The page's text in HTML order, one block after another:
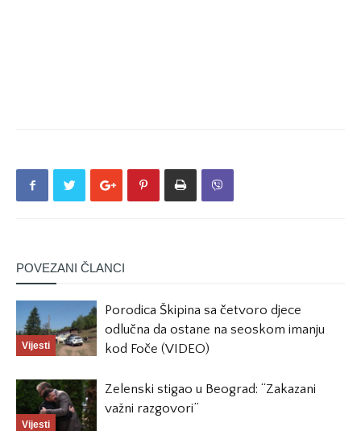
POVEZANI ČLANCI
Vijesti
Porodica Škipina sa četvoro djece
odlučna da ostane na seoskom imanju
kod Foče (VIDEO)
Vijesti
Zelenski stigao u Beograd: “Zakazani
važni razgovori”